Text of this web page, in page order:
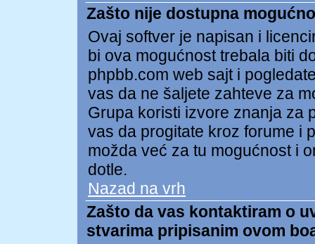
Zašto nije dostupna
Ovaj softver je napisan i
bi ova mogućnost trebala biti
phpbb.com web sajt i
vas da ne šaljete zahteve za
Grupa koristi izvore znanja za
vas da progitate kroz forume i
možda već za tu mogućnost i
dotle.
Nazad na vrh
Zašto da vas kontaktiram o
stvarima pripisanim ovom